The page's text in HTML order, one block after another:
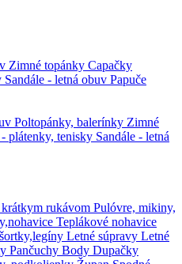
Zimné topánky Capačky
Sandále - letná obuv Papuče
Poltopánky, balerínky Zimné
plátenky, tenisky Sandále - letná
rukávom Pulóvre, mikiny,
Teplákové nohavice
Letné súpravy Letné
Pančuchy Body Dupačky